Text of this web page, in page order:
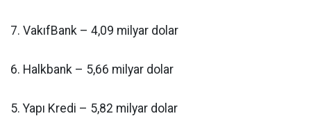
7. VakıfBank – 4,09 milyar dolar
6. Halkbank – 5,66 milyar dolar
5. Yapı Kredi – 5,82 milyar dolar